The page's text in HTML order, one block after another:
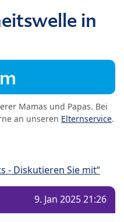
in
Mamas und Papas. Bei
an unseren Elternservice.
- Diskutieren Sie mit“
9. Jan 2025 21:26